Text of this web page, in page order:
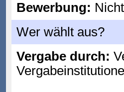
Bewerbung:
Wer wählt aus?
Vergabe durch: